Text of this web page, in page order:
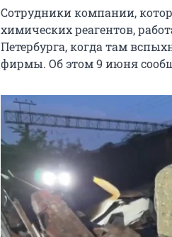
Сотрудники компании,
химических реагентов,
Петербурга, когда там
фирмы. Об этом 9 июня